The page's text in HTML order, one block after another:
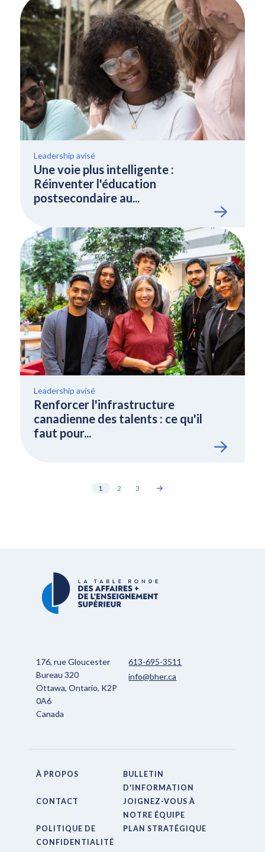
Leadership avisé
Une voie plus intelligente :
Réinventer l'éducation
postsecondaire au...
Leadership avisé
Renforcer l'infrastructure
canadienne des talents : ce qu'il
faut pour...
1 2 3
176, rue Gloucester
Bureau 320
Ottawa, Ontario, K2P
0A6
Canada
613-695-3511
info@bher.ca
À PROPOS
BULLETIN
D'INFORMATION
CONTACT
JOIGNEZ-VOUS À
NOTRE ÉQUIPE
POLITIQUE DE
CONFIDENTIALITÉ
PLAN STRATÉGIQUE